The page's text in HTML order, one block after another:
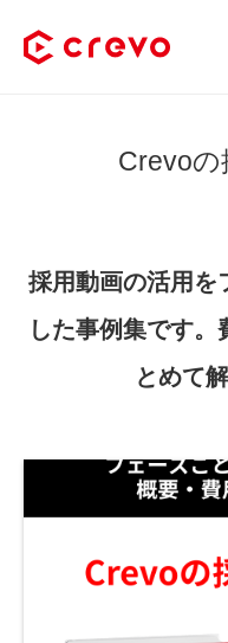
Crevoの
採用動画の活用を
した事例集です。
とめて